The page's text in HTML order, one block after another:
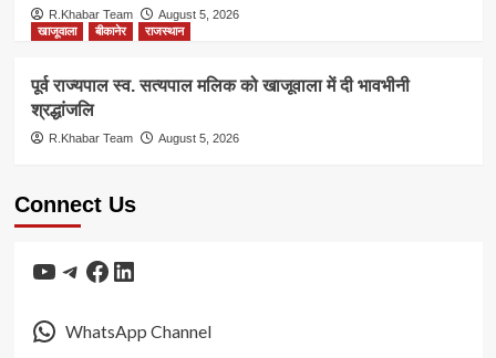
R.Khabar Team
August 5, 2026
खाजूवाला
बीकानेर राजस्थान
पूर्व राज्यपाल स्व. सत्यपाल मलिक को खाजूवाला में दी भावभीनी
श्रद्धांजलि
R.Khabar Team August 5, 2026
Connect Us
YouTube
Telegram
Facebook
LinkedIn
WhatsApp Channel